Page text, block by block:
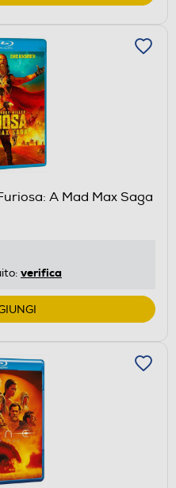
A Mad Max Saga
verifica